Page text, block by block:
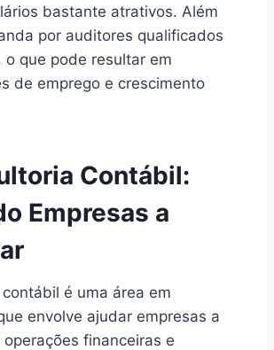
bastante atrativos. Além
por auditores qualificados
o que pode resultar em
de emprego e crescimento
Contábil:
Empresas a
é uma área em
envolve ajudar empresas a
financeiras e